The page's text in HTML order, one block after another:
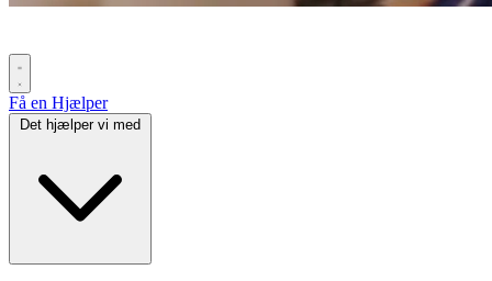
Få en Hjælper
Det hjælper vi med